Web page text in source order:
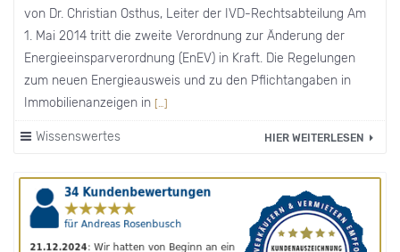
von Dr. Christian Osthus, Leiter der IVD-Rechtsabteilung Am
1. Mai 2014 tritt die zweite Verordnung zur Änderung der
Energieeinsparverordnung (EnEV) in Kraft. Die Regelungen
zum neuen Energieausweis und zu den Pflichtangaben in
Immobilienanzeigen in […]
Wissenswertes HIER WEITERLESEN